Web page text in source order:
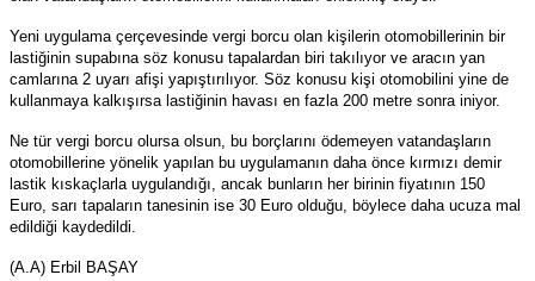
Yeni uygulama çerçevesinde vergi borcu olan kişilerin otomobillerinin bir
lastiğinin supabına söz konusu tapalardan biri takılıyor ve aracın yan
camlarına 2 uyarı afişi yapıştırılıyor. Söz konusu kişi otomobilini yine de
kullanmaya kalkışırsa lastiğinin havası en fazla 200 metre sonra iniyor.
Ne tür vergi borcu olursa olsun, bu borçlarını ödemeyen vatandaşların
otomobillerine yönelik yapılan bu uygulamanın daha önce kırmızı demir
lastik kıskaçlarla uygulandığı, ancak bunların her birinin fiyatının 150
Euro, sarı tapaların tanesinin ise 30 Euro olduğu, böylece daha ucuza mal
edildiği kaydedildi.
(A.A) Erbil BAŞAY